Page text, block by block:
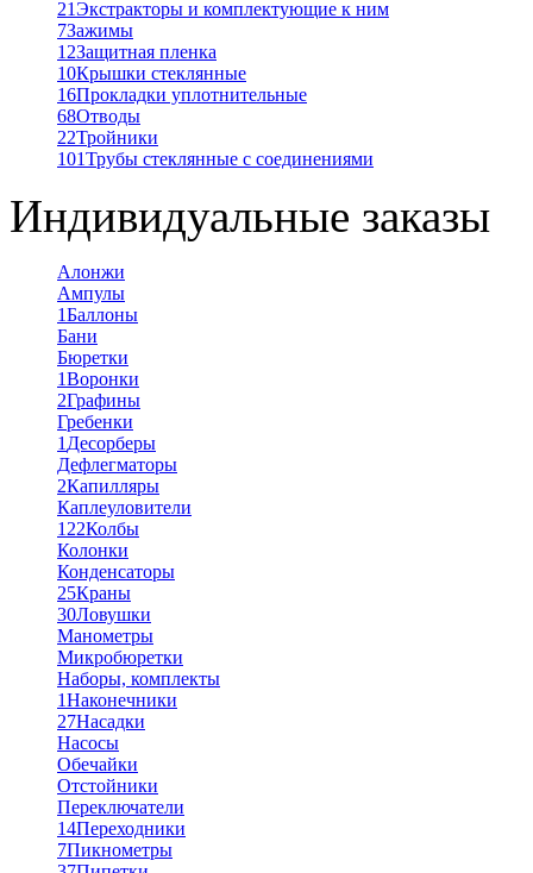
21Экстракторы и комплектующие к ним
7Зажимы
12Защитная пленка
10Крышки стеклянные
16Прокладки уплотнительные
68Отводы
22Тройники
101Трубы стеклянные с соединениями
Индивидуальные заказы
Алонжи
Ампулы
1Баллоны
Бани
Бюретки
1Воронки
2Графины
Гребенки
1 Десорберы
Дефлегматоры
2Капилляры
Каплеуловители
122Колбы
Колонки
Конденсаторы
25Краны
30Ловушки
Манометры
Микробюретки
Наборы, комплекты
1Наконечники
27Насадки
Насосы
Обечайки
Отстойники
Переключатели
14Переходники
7Пикнометры